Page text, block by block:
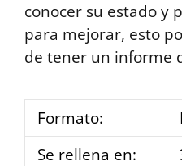
conocer su estado y
para mejorar, esto
de tener un informe
Formato:
Se rellena en: